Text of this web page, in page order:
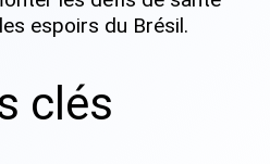
espoirs du Brésil.
clés